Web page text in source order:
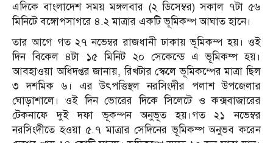
এদিকে বাংলাদেশ সময় মঙ্গলবার (২ ডিসেম্বর) সকাল ৭টা ৫৬
মিনিটে বঙ্গোপসাগরে ৪.২ মাত্রার একটি ভূমিকম্প আঘাত হানে।
তার আগে গত ২৭ নভেম্বর রাজধানী ঢাকায় ভূমিকম্প হয়। ওই
দিন বিকেল ৪টা ১৫ মিনিট ২০ সেকেন্ডে এ ভূমিকম্প হয়।
আবহাওয়া অধিদপ্তর জানায়, রিখটার স্কেলে ভূমিকম্পের মাত্রা ছিল
৩ দশমিক ৬। এর উৎপত্তিস্থল নরসিংদীর পলাশ উপজেলার
ঘোড়াশালে। ওই দিন ভোরের দিকে সিলেটে ও কক্সবাজারের
টেকনাফে দুই দফা ভূকম্পন অনুভূত হয়।গত ২১ নভেম্বর
নরসিংদীতে হওয়া ৫.৭ মাত্রার সেদিনের ভূমিকম্প অনুভব করেন